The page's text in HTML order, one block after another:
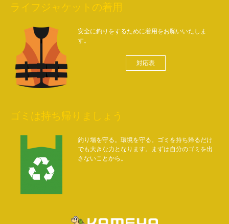
ライフジャケットの着用
安全に釣りをするために着用をお願いいたしま
す。
対応表
ゴミは持ち帰りましょう
釣り場を守る。環境を守る。ゴミを持ち帰るだけ
でも大きな力となります。まずは自分のゴミを出
さないことから。